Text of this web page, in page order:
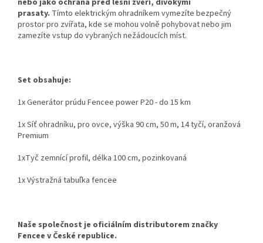
nebo jako ochrana před lesní zvěří, divokými
prasaty. Tímto elektrickým ohradníkem vymezíte bezpečný
prostor pro zvířata, kde se mohou volně pohybovat nebo jim
zamezíte vstup do vybraných nežádoucích míst.
Set obsahuje:
1x Generátor prúdu Fencee power P20 - do 15 km
1xSíť ohradníku, pro ovce, výška 90 cm, 50 m, 14 tyčí, oranžová
Premium
1xTyč zemnící profil, délka 100 cm, pozinkovaná
1x Výstražná tabuľka fencee
Naše společnost je oficiálním distributorem značky
Fencee v České republice.